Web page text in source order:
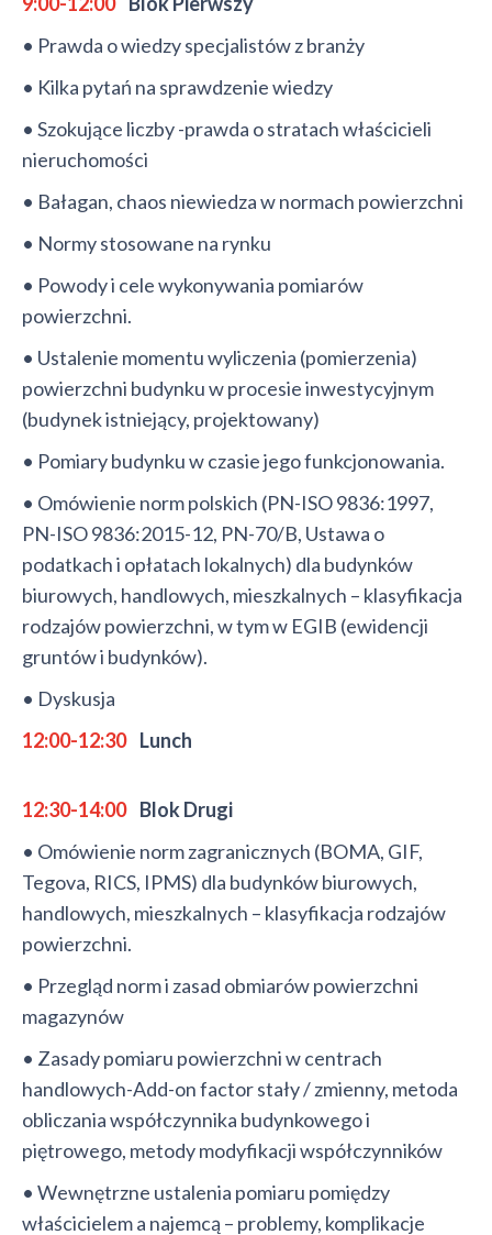
• Prawda o wiedzy specjalistów z branży
• Kilka pytań na sprawdzenie wiedzy
• Szokujące liczby -prawda o stratach właścicieli
nieruchomości
• Bałagan, chaos niewiedza w normach powierzchni
• Normy stosowane na rynku
• Powody i cele wykonywania pomiarów
powierzchni.
• Ustalenie momentu wyliczenia (pomierzenia)
powierzchni budynku w procesie inwestycyjnym
(budynek istniejący, projektowany)
• Pomiary budynku w czasie jego funkcjonowania.
• Omówienie norm polskich (PN-ISO 9836:1997,
PN-ISO 9836:2015-12, PN-70/B, Ustawa o
podatkach i opłatach lokalnych) dla budynków
biurowych, handlowych, mieszkalnych – klasyfikacja
rodzajów powierzchni, w tym w EGIB (ewidencji
gruntów i budynków).
• Dyskusja
12:00-12:30 Lunch
12:30-14:00 Blok Drugi
• Omówienie norm zagranicznych (BOMA, GIF,
Tegova, RICS, IPMS) dla budynków biurowych,
handlowych, mieszkalnych – klasyfikacja rodzajów
powierzchni.
• Przegląd norm i zasad obmiarów powierzchni
magazynów
• Zasady pomiaru powierzchni w centrach
handlowych-Add-on factor stały / zmienny, metoda
obliczania współczynnika budynkowego i
piętrowego, metody modyfikacji współczynników
• Wewnętrzne ustalenia pomiaru pomiędzy
właścicielem a najemcą – problemy, komplikacje